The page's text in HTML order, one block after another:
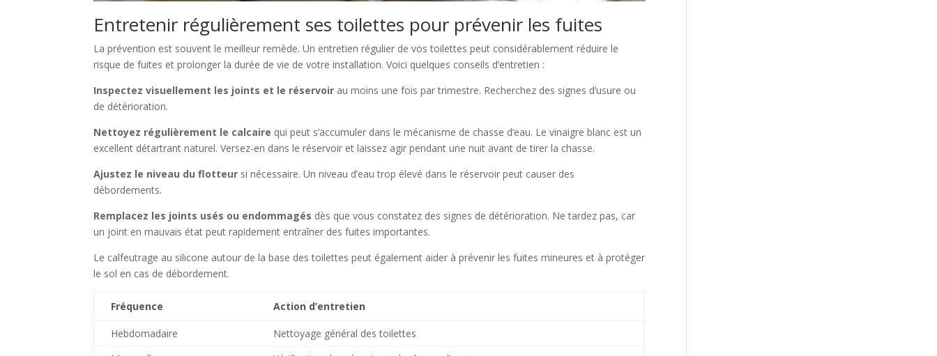
Entretenir régulièrement ses toilettes pour prévenir les fuites
La prévention est souvent le meilleur remède. Un entretien régulier de vos toilettes peut considérablement réduire le
risque de fuites et prolonger la durée de vie de votre installation. Voici quelques conseils d’entretien :
Inspectez visuellement les joints et le réservoir au moins une fois par trimestre. Recherchez des signes d’usure ou
de détérioration.
Nettoyez régulièrement le calcaire qui peut s’accumuler dans le mécanisme de chasse d’eau. Le vinaigre blanc est un
excellent détartrant naturel. Versez-en dans le réservoir et laissez agir pendant une nuit avant de tirer la chasse.
Ajustez le niveau du flotteur si nécessaire. Un niveau d’eau trop élevé dans le réservoir peut causer des
débordements.
Remplacez les joints usés ou endommagés dès que vous constatez des signes de détérioration. Ne tardez pas, car
un joint en mauvais état peut rapidement entraîner des fuites importantes.
Le calfeutrage au silicone autour de la base des toilettes peut également aider à prévenir les fuites mineures et à protéger
le sol en cas de débordement.
Fréquence Action d’entretien
Hebdomadaire
Nettoyage général des toilettes